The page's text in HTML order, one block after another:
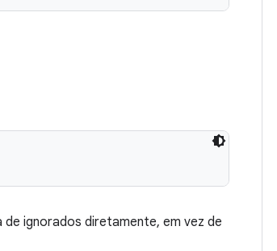
ignorados diretamente, em vez de